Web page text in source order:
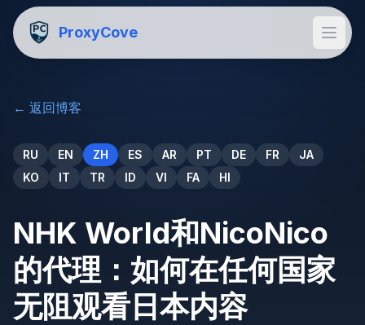
ProxyCove
← 返回博客
RU EN ZH ES AR PT DE FR
JA
KO
IT TR ID VI FA HI
NHK World和NicoNico
的代理：如何在任何国家
无阻观看日本内容